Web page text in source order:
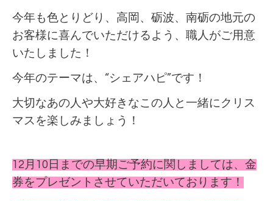
今年も色とりどり、高岡、砺波、南砺の地元の
お客様に喜んでいただけるよう、職人がご用意
いたしました！
今年のテーマは、“シェアハピ”です！
大切なあの人や大好きなこの人と一緒にクリス
マスを楽しみましょう！
12月10日までの早期ご予約に関しましては、金
券をプレゼントさせていただいております！